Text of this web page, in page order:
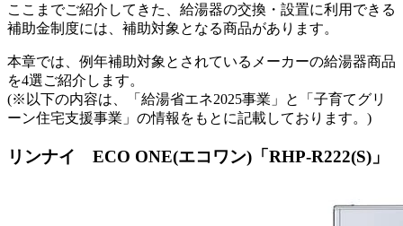
ここまでご紹介してきた、給湯器の交換・設置に利用できる
補助金制度には、補助対象となる商品があります。
本章では、例年補助対象とされているメーカーの給湯器商品
を4選ご紹介します。
(※以下の内容は、「給湯省エネ2025事業」と「子育てグリ
ーン住宅支援事業」の情報をもとに記載しております。)
リンナイ ECO ONE(エコワン)「RHP-R222(S)」